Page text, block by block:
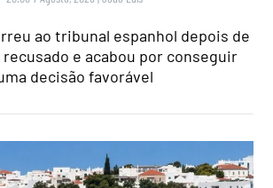
ao tribunal espanhol depois de
e acabou por conseguir
decisão favorável